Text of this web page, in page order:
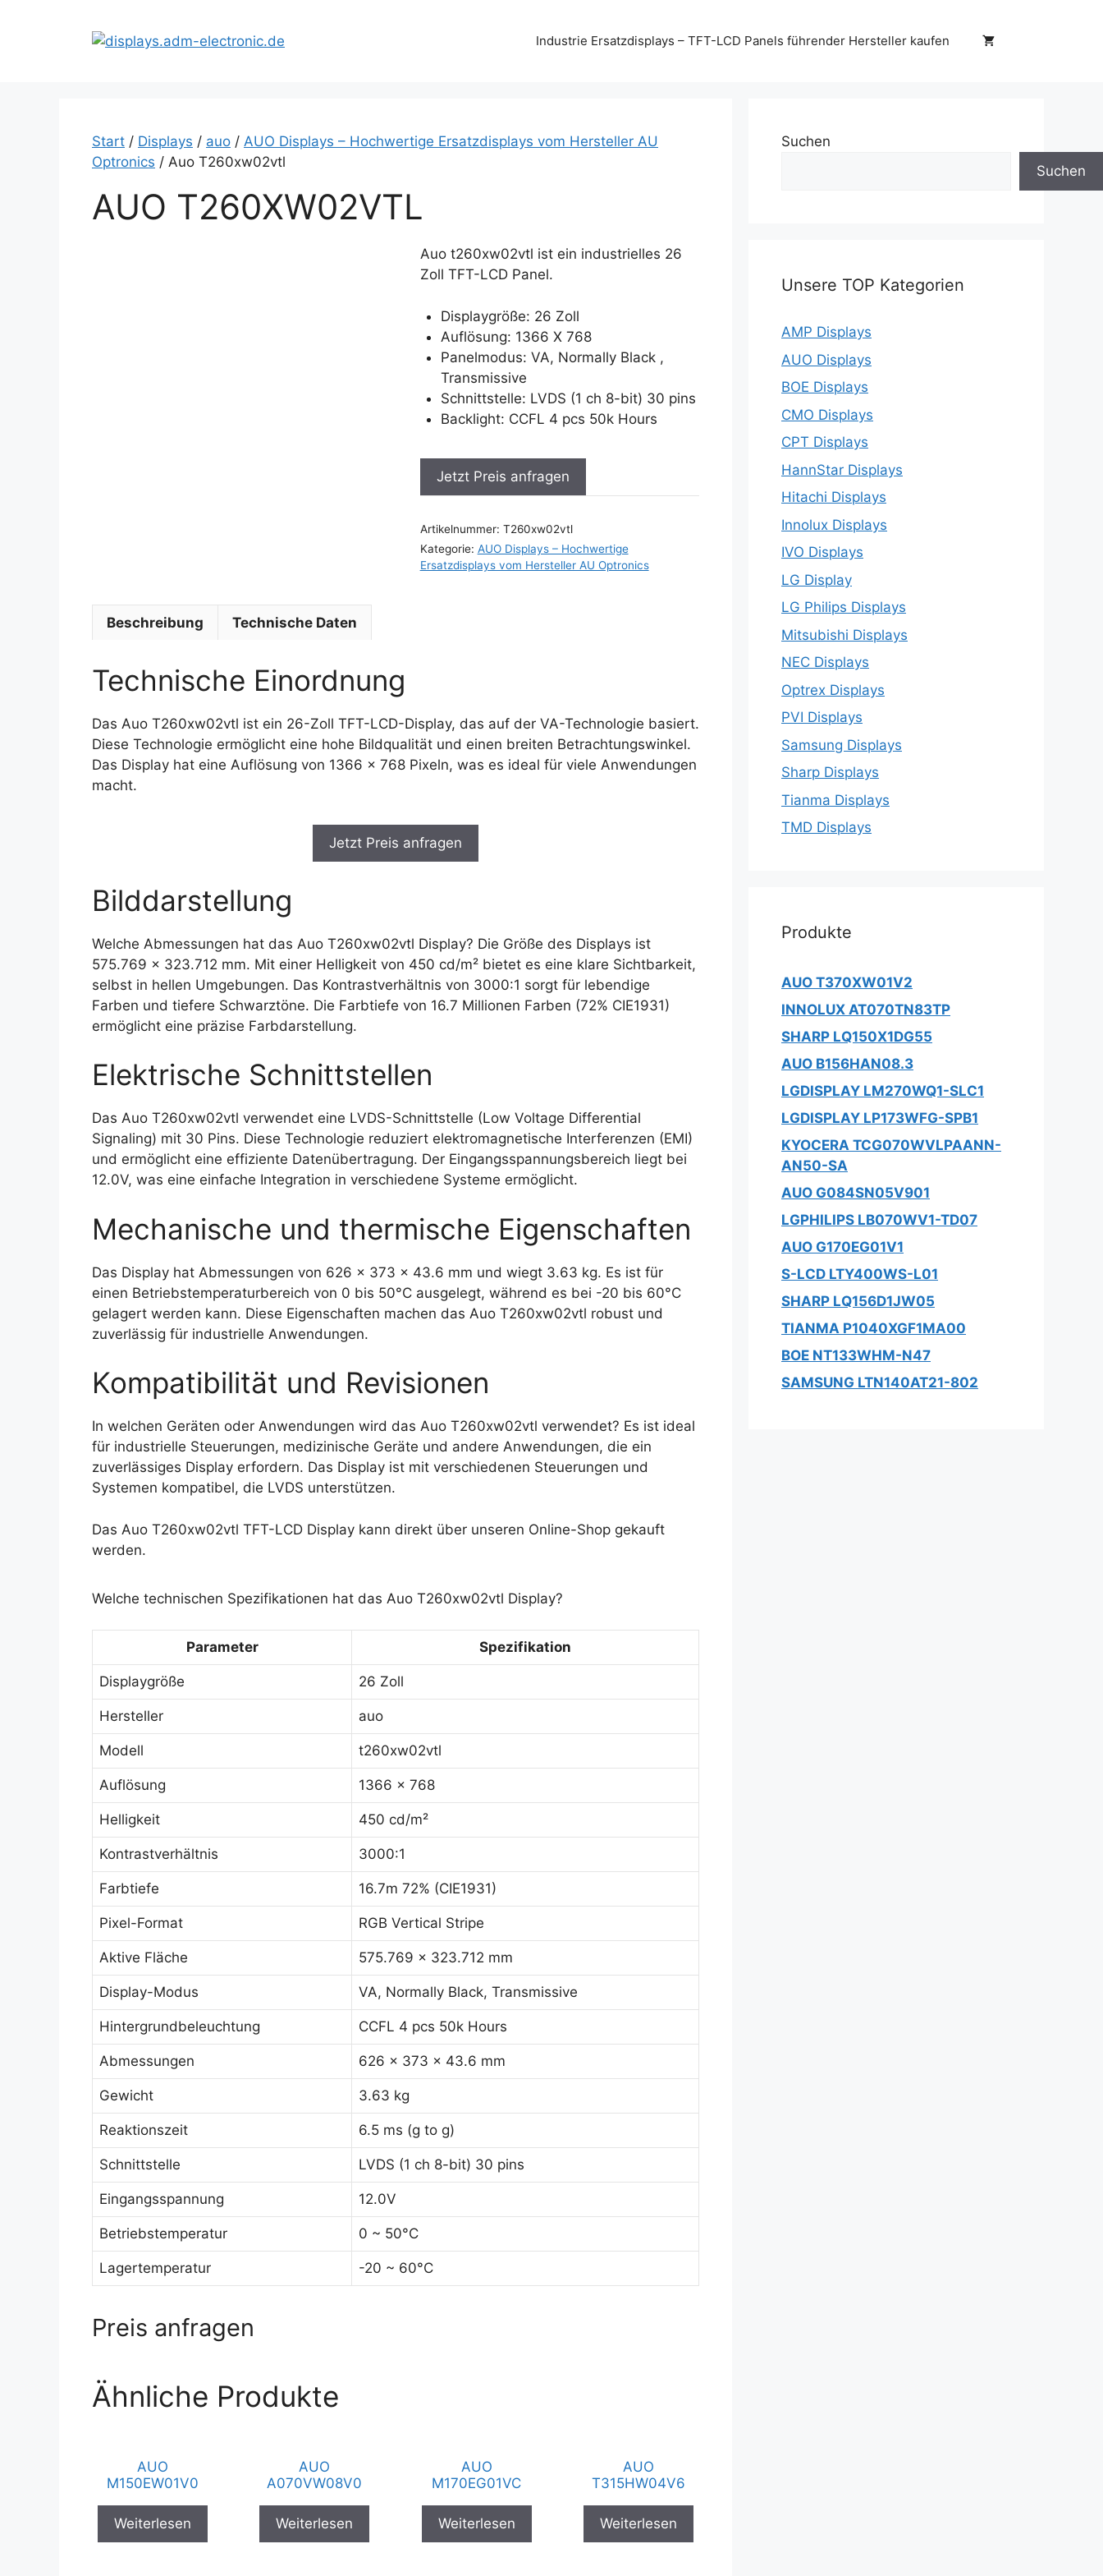
Industrie Ersatzdisplays – TFT-LCD Panels führender Hersteller kaufen
Start / Displays / auo / AUO Displays – Hochwertige Ersatzdisplays vom Hersteller AU
Optronics / Auo T260xw02vtl
AUO T260XW02VTL
Auo t260xw02vtl ist ein industrielles 26
Zoll TFT-LCD Panel.
Displaygröße: 26 Zoll
Auflösung: 1366 X 768
Panelmodus: VA, Normally Black ,
Transmissive
Schnittstelle: LVDS (1 ch 8-bit) 30 pins
Backlight: CCFL 4 pcs 50k Hours
Jetzt Preis anfragen
Artikelnummer: T260xw02vtl
Kategorie: AUO Displays – Hochwertige
Ersatzdisplays vom Hersteller AU Optronics
Beschreibung Technische Daten
Technische Einordnung
Das Auo T260xw02vtl ist ein 26-Zoll TFT-LCD-Display, das auf der VA-Technologie basiert.
Diese Technologie ermöglicht eine hohe Bildqualität und einen breiten Betrachtungswinkel.
Das Display hat eine Auflösung von 1366 x 768 Pixeln, was es ideal für viele Anwendungen
macht.
Jetzt Preis anfragen
Bilddarstellung
Welche Abmessungen hat das Auo T260xw02vtl Display? Die Größe des Displays ist
575.769 x 323.712 mm. Mit einer Helligkeit von 450 cd/m² bietet es eine klare Sichtbarkeit,
selbst in hellen Umgebungen. Das Kontrastverhältnis von 3000:1 sorgt für lebendige
Farben und tiefere Schwarztöne. Die Farbtiefe von 16.7 Millionen Farben (72% CIE1931)
ermöglicht eine präzise Farbdarstellung.
Elektrische Schnittstellen
Das Auo T260xw02vtl verwendet eine LVDS-Schnittstelle (Low Voltage Differential
Signaling) mit 30 Pins. Diese Technologie reduziert elektromagnetische Interferenzen (EMI)
und ermöglicht eine effiziente Datenübertragung. Der Eingangsspannungsbereich liegt bei
12.0V, was eine einfache Integration in verschiedene Systeme ermöglicht.
Mechanische und thermische Eigenschaften
Das Display hat Abmessungen von 626 x 373 x 43.6 mm und wiegt 3.63 kg. Es ist für
einen Betriebstemperaturbereich von 0 bis 50°C ausgelegt, während es bei -20 bis 60°C
gelagert werden kann. Diese Eigenschaften machen das Auo T260xw02vtl robust und
zuverlässig für industrielle Anwendungen.
Kompatibilität und Revisionen
In welchen Geräten oder Anwendungen wird das Auo T260xw02vtl verwendet? Es ist ideal
für industrielle Steuerungen, medizinische Geräte und andere Anwendungen, die ein
zuverlässiges Display erfordern. Das Display ist mit verschiedenen Steuerungen und
Systemen kompatibel, die LVDS unterstützen.
Das Auo T260xw02vtl TFT-LCD Display kann direkt über unseren Online-Shop gekauft
werden.
Welche technischen Spezifikationen hat das Auo T260xw02vtl Display?
Parameter Spezifikation
Displaygröße 26 Zoll
Hersteller auo
Modell t260xw02vtl
Auflösung 1366 x 768
Helligkeit 450 cd/m²
Kontrastverhältnis 3000:1
Farbtiefe 16.7m 72% (CIE1931)
Pixel-Format RGB Vertical Stripe
Aktive Fläche 575.769 x 323.712 mm
Display-Modus VA, Normally Black, Transmissive
Hintergrundbeleuchtung CCFL 4 pcs 50k Hours
Abmessungen 626 x 373 x 43.6 mm
Gewicht 3.63 kg
Reaktionszeit 6.5 ms (g to g)
Schnittstelle LVDS (1 ch 8-bit) 30 pins
Eingangsspannung 12.0V
Betriebstemperatur 0 ~ 50°C
Lagertemperatur -20 ~ 60°C
Preis anfragen
Ähnliche Produkte
AUO
M150EW01V0
Weiterlesen
AUO
A070VW08V0
Weiterlesen
AUO
M170EG01VC
Weiterlesen
AUO
T315HW04V6
Weiterlesen
Suchen
Suchen
Unsere TOP Kategorien
AMP Displays
AUO Displays
BOE Displays
CMO Displays
CPT Displays
HannStar Displays
Hitachi Displays
Innolux Displays
IVO Displays
LG Display
LG Philips Displays
Mitsubishi Displays
NEC Displays
Optrex Displays
PVI Displays
Samsung Displays
Sharp Displays
Tianma Displays
TMD Displays
Produkte
AUO T370XW01V2
INNOLUX AT070TN83TP
SHARP LQ150X1DG55
AUO B156HAN08.3
LGDISPLAY LM270WQ1-SLC1
LGDISPLAY LP173WFG-SPB1
KYOCERA TCG070WVLPAANN-
AN50-SA
AUO G084SN05V901
LGPHILIPS LB070WV1-TD07
AUO G170EG01V1
S-LCD LTY400WS-L01
SHARP LQ156D1JW05
TIANMA P1040XGF1MA00
BOE NT133WHM-N47
SAMSUNG LTN140AT21-802